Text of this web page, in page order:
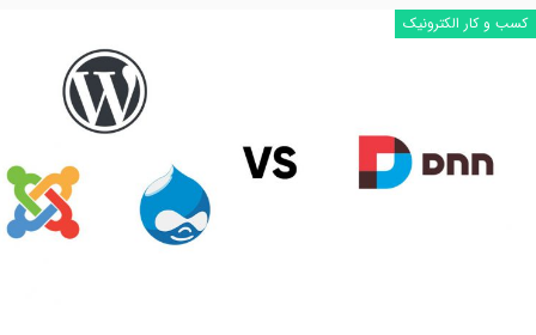
کسب و کار الکترونیک